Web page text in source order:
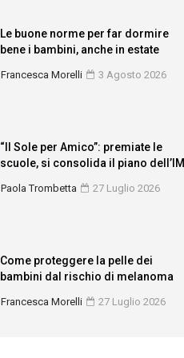
Le buone norme per far dormire
bene i bambini, anche in estate
Francesca Morelli 3 Agosto 2026
“Il Sole per Amico”: premiate le
scuole, si consolida il piano dell’IMI
Paola Trombetta 27 Luglio 2026
Come proteggere la pelle dei
bambini dal rischio di melanoma
Francesca Morelli 27 Luglio 2026